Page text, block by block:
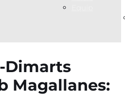
Dimarts
Magallanes: